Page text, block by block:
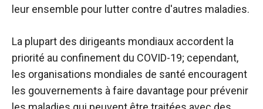
leur ensemble pour lutter contre d'autres maladies.
La plupart des dirigeants mondiaux accordent la
priorité au confinement du COVID-19; cependant,
les organisations mondiales de santé encouragent
les gouvernements à faire davantage pour prévenir